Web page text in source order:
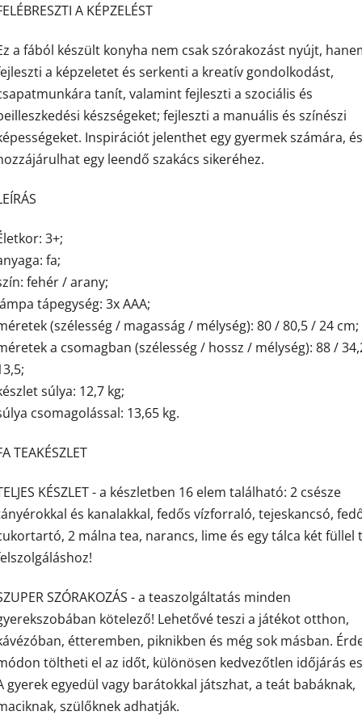
A KÉPZELÉST
a fából készült konyha nem csak szórakozást nyújt,
a képzeletet és serkenti a kreatív gondolkodást,
tanít, valamint fejleszti a szociális és
készségeket; fejleszti a manuális és színészi
Inspirációt jelenthet egy gyermek számára, és
egy leendő szakács sikeréhez.
3+;
fa;
fehér / arany;
tápegység: 3x AAA;
(szélesség / magasság / mélység): 80 / 80,5 / 24 cm;
a csomagban (szélesség / hossz / mélység): 88 /
súlya: 12,7 kg;
csomagolással: 13,65 kg.
TEAKÉSZLET
KÉSZLET - a készletben 16 elem található: 2 csésze
és kanalakkal, fedős vízforraló, tejeskancsó,
2 málna tea, narancs, lime és egy tálca két füllel
SZÓRAKOZÁS - a teaszolgáltatás minden
kötelező! Lehetővé teszi a játékot otthon,
étteremben, piknikben és még sok másban.
töltheti el az időt, különösen kedvezőtlen időjárás
gyerek egyedül vagy barátokkal játszhat, a teát babáknak,
szülőknek adhatják.